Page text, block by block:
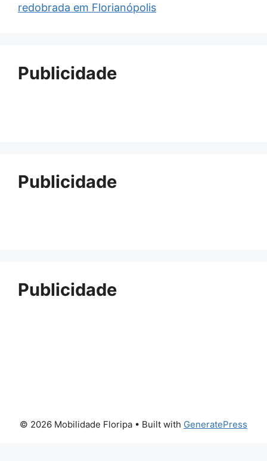
redobrada em Florianópolis
Publicidade
Publicidade
Publicidade
© 2026 Mobilidade Floripa • Built with GeneratePress